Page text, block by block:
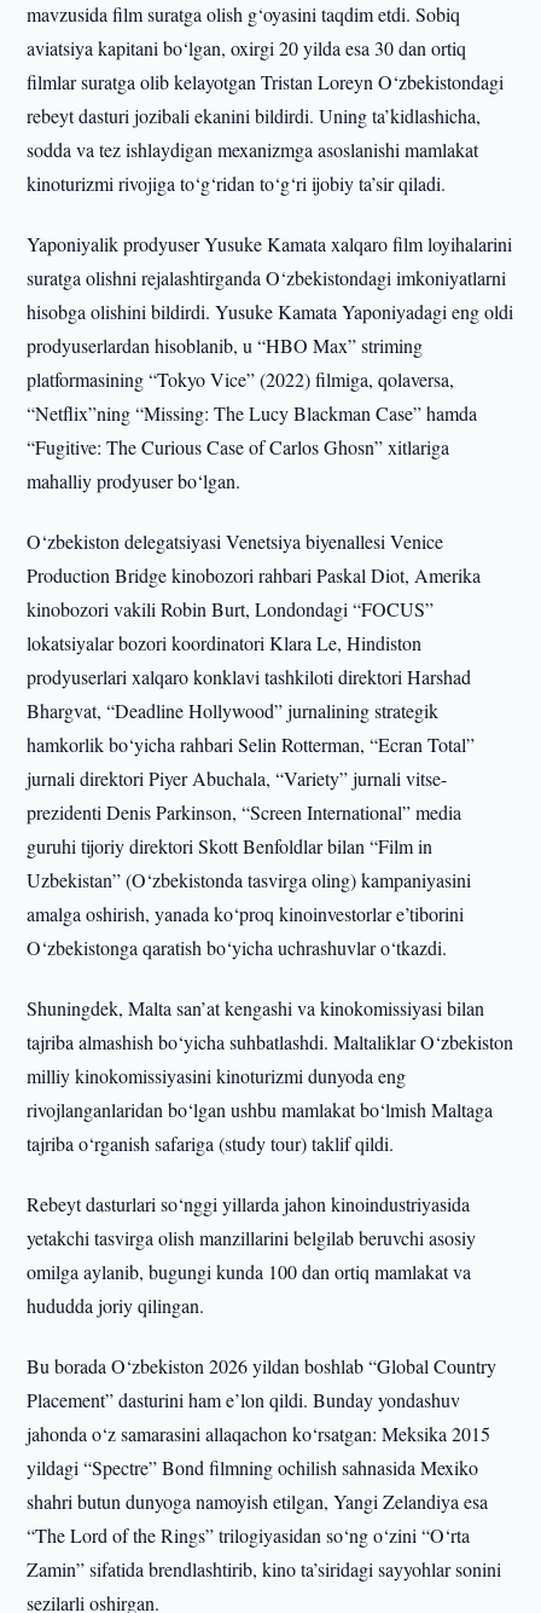
mavzusida film suratga olish g‘oyasini taqdim etdi. Sobiq
aviatsiya kapitani bo‘lgan, oxirgi 20 yilda esa 30 dan ortiq
filmlar suratga olib kelayotgan Tristan Loreyn O‘zbekistondagi
rebeyt dasturi jozibali ekanini bildirdi. Uning ta’kidlashicha,
sodda va tez ishlaydigan mexanizmga asoslanishi mamlakat
kinoturizmi rivojiga to‘g‘ridan to‘g‘ri ijobiy ta’sir qiladi.
Yaponiyalik prodyuser Yusuke Kamata xalqaro film loyihalarini
suratga olishni rejalashtirganda O‘zbekistondagi imkoniyatlarni
hisobga olishini bildirdi. Yusuke Kamata Yaponiyadagi eng oldi
prodyuserlardan hisoblanib, u “HBO Max” striming
platformasining “Tokyo Vice” (2022) filmiga, qolaversa,
“Netflix”ning “Missing: The Lucy Blackman Case” hamda
“Fugitive: The Curious Case of Carlos Ghosn” xitlariga
mahalliy prodyuser bo‘lgan.
O‘zbekiston delegatsiyasi Venetsiya biyenallesi Venice
Production Bridge kinobozori rahbari Paskal Diot, Amerika
kinobozori vakili Robin Burt, Londondagi “FOCUS”
lokatsiyalar bozori koordinatori Klara Le, Hindiston
prodyuserlari xalqaro konklavi tashkiloti direktori Harshad
Bhargvat, “Deadline Hollywood” jurnalining strategik
hamkorlik bo‘yicha rahbari Selin Rotterman, “Ecran Total”
jurnali direktori Piyer Abuchala, “Variety” jurnali vitse-
prezidenti Denis Parkinson, “Screen International” media
guruhi tijoriy direktori Skott Benfoldlar bilan “Film in
Uzbekistan” (O‘zbekistonda tasvirga oling) kampaniyasini
amalga oshirish, yanada ko‘proq kinoinvestorlar e’tiborini
O‘zbekistonga qaratish bo‘yicha uchrashuvlar o‘tkazdi.
Shuningdek, Malta san’at kengashi va kinokomissiyasi bilan
tajriba almashish bo‘yicha suhbatlashdi. Maltaliklar O‘zbekiston
milliy kinokomissiyasini kinoturizmi dunyoda eng
rivojlanganlaridan bo‘lgan ushbu mamlakat bo‘lmish Maltaga
tajriba o‘rganish safariga (study tour) taklif qildi.
Rebeyt dasturlari so‘nggi yillarda jahon kinoindustriyasida
yetakchi tasvirga olish manzillarini belgilab beruvchi asosiy
omilga aylanib, bugungi kunda 100 dan ortiq mamlakat va
hududda joriy qilingan.
Bu borada O‘zbekiston 2026 yildan boshlab “Global Country
Placement” dasturini ham e’lon qildi. Bunday yondashuv
jahonda o‘z samarasini allaqachon ko‘rsatgan: Meksika 2015
yildagi “Spectre” Bond filmning ochilish sahnasida Mexiko
shahri butun dunyoga namoyish etilgan, Yangi Zelandiya esa
“The Lord of the Rings” trilogiyasidan so‘ng o‘zini “O‘rta
Zamin” sifatida brendlashtirib, kino ta’siridagi sayyohlar sonini
sezilarli oshirgan.